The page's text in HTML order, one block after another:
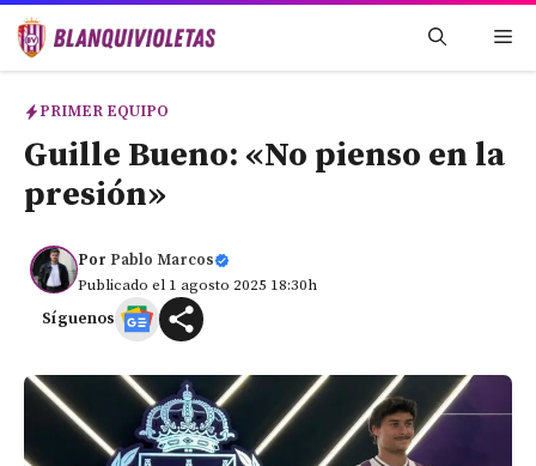
Saltar
PRIMER EQUIPO
Guille Bueno: «No pienso en la
presión»
Por Pablo Marcos
Publicado el 1 agosto 2025 18:30h
Síguenos